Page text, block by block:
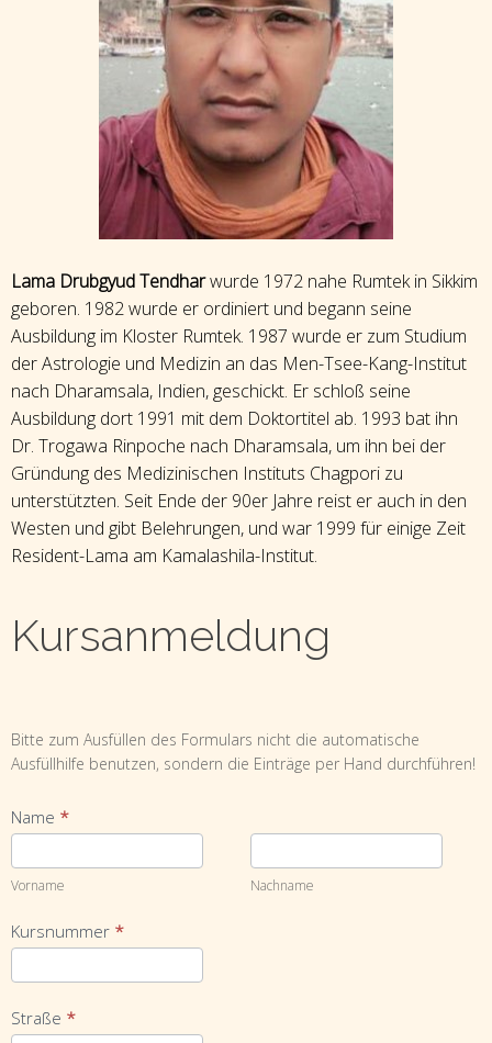
Lama Drubgyud Tendharwurde 1972 nahe Rumtek in Sikkim
geboren. 1982 wurde er ordiniert und begann seine
Ausbildung im Kloster Rumtek. 1987 wurde er zum Studium
der Astrologie und Medizin an das Men-Tsee-Kang-Institut
nach Dharamsala, Indien, geschickt. Er schloß seine
Ausbildung dort 1991 mit dem Doktortitel ab. 1993 bat ihn
Dr. Trogawa Rinpoche nach Dharamsala, um ihn bei der
Gründung des Medizinischen Instituts Chagpori zu
unterstützten. Seit Ende der 90er Jahre reist er auch in den
Westen und gibt Belehrungen, und war 1999 für einige Zeit
Resident-Lama am Kamalashila-Institut.
Kursanmeldung
Kursanmeldung
Bitte zum Ausfüllen des Formulars nicht die automatische
Ausfüllhilfe benutzen, sondern die Einträge per Hand durchführen!
Name *
Vorname
Vorname
Nachname
Nachname
Kursnummer *
Straße *